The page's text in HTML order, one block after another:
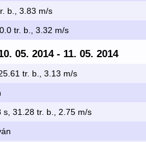
b., 3.83 m/s
tr. b., 3.32 m/s
05. 2014 - 11. 05. 2014
tr. b., 3.13 m/s
s, 31.28 tr. b., 2.75 m/s